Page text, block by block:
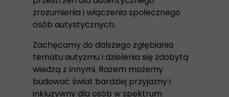
zrozumienia i włączenia społecznego
osób autystycznych.
Zachęcamy do dalszego zgłębiania
tematu autyzmu i dzielenia się zdobytą
wiedzą z innymi. Razem możemy
budować świat bardziej przyjazny i
inkluzywny dla osób w spektrum